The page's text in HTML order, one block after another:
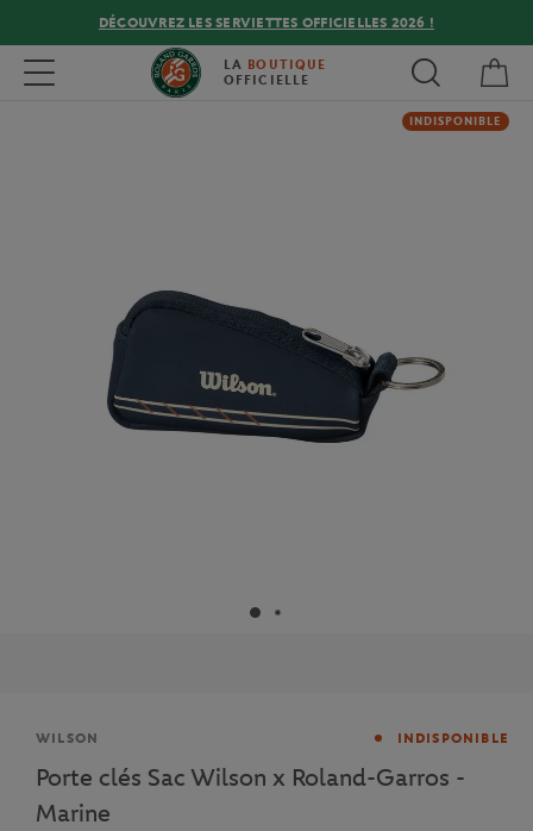
DÉCOUVREZ LES SERVIETTES OFFICIELLES 2026 !
Toggle navigation LA BOUTIQUE
OFFICIELLE
INDISPONIBLE
Marque
WILSON INDISPONIBLE
Porte clés Sac Wilson x Roland-Garros -
Marine